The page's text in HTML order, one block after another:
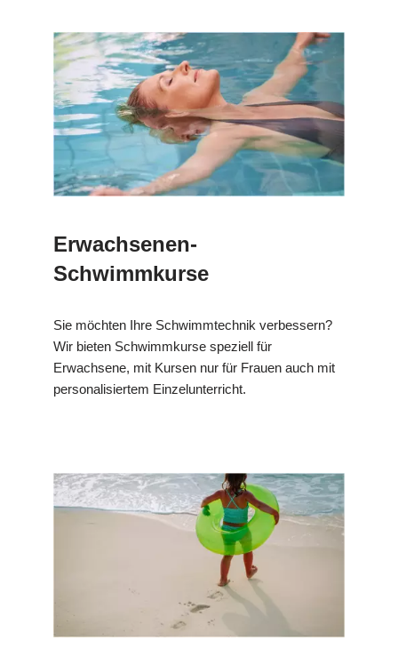
Erwachsenen-
Schwimmkurse
Sie möchten Ihre Schwimmtechnik verbessern?
Wir bieten Schwimmkurse speziell für
Erwachsene, mit Kursen nur für Frauen auch mit
personalisiertem Einzelunterricht.